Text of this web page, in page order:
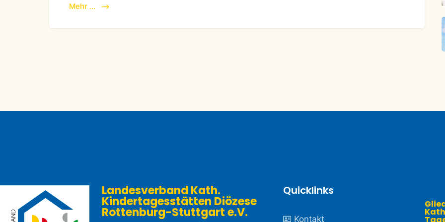
Mehr ...
Landesverband Kath.
Kindertagesstätten Diözese
Rottenburg-Stuttgart e.V. ​
Quicklinks
Kontakt